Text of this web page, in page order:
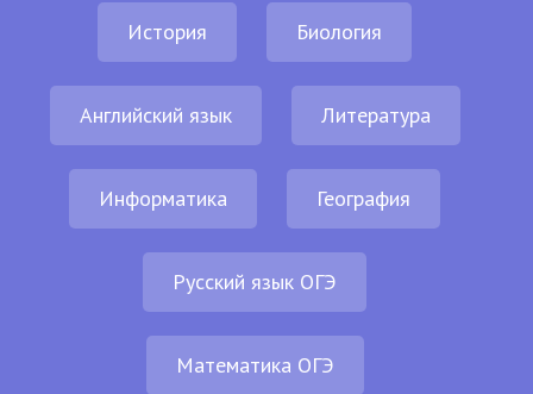
История Биология
Английский язык Литература
Информатика География
Русский язык ОГЭ
Математика ОГЭ